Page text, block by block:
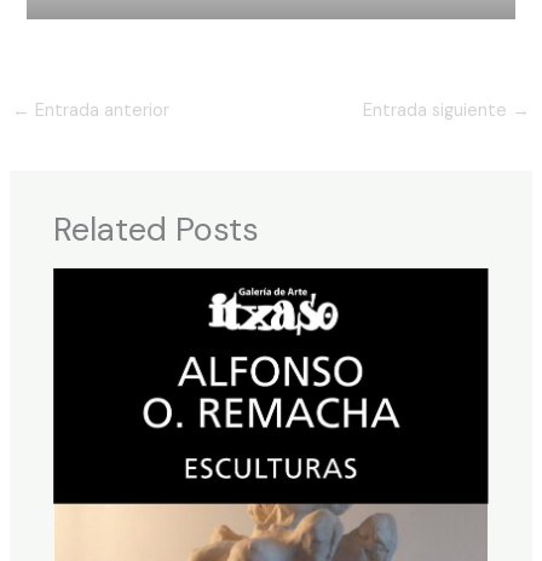
← Entrada anterior Entrada siguiente →
Related Posts